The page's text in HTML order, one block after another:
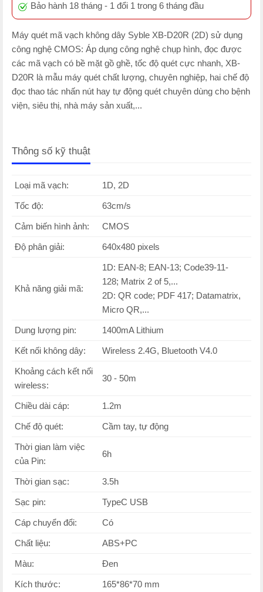
Bảo hành 18 tháng - 1 đổi 1 trong 6 tháng đầu
Máy quét mã vạch không dây Syble XB-D20R (2D) sử dụng
công nghệ CMOS: Áp dụng công nghệ chụp hình, đọc được
các mã vạch có bề mặt gồ ghề, tốc độ quét cực nhanh, XB-
D20R là mẫu máy quét chất lượng, chuyên nghiệp, hai chế độ
đọc thao tác nhấn nút hay tự động quét chuyên dùng cho bệnh
viện, siêu thị, nhà máy sản xuất,...
Thông số kỹ thuật
Loại mã vạch: 1D, 2D
Tốc độ: 63cm/s
Cảm biến hình ảnh: CMOS
Độ phân giải: 640x480 pixels
Khả năng giải mã:
1D: EAN-8; EAN-13; Code39-11-
128; Matrix 2 of 5,...
2D: QR code; PDF 417; Datamatrix,
Micro QR,...
Dung lượng pin: 1400mA Lithium
Kết nối không dây: Wireless 2.4G, Bluetooth V4.0
Khoảng cách kết nối
wireless:
30 - 50m
Chiều dài cáp: 1.2m
Chế độ quét: Cầm tay, tự động
Thời gian làm việc
của Pin:
6h
Thời gian sạc: 3.5h
Sạc pin: TypeC USB
Cáp chuyển đổi: Có
Chất liệu: ABS+PC
Màu: Đen
Kích thước: 165*86*70 mm